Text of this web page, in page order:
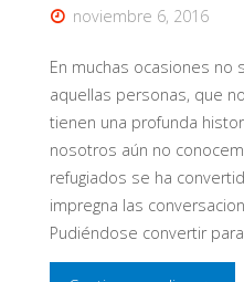
noviembre 6, 2016
En muchas ocasiones
aquellas personas, que
tienen una profunda
nosotros aún no
refugiados se ha
impregna las
Pudiéndose convertir para